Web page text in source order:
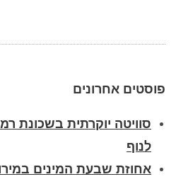
פוסטים אחרונים
סוויטה יוקרתית בשכונת
לנוף
אחוזת שבעת המינים